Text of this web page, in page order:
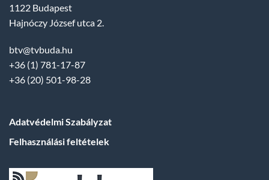
1122 Budapest
Hajnóczy József utca 2.
btv@tvbuda.hu
+36 (1) 781-17-87
+36 (20) 501-98-28
Adatvédelmi Szabályzat
Felhasználási feltételek